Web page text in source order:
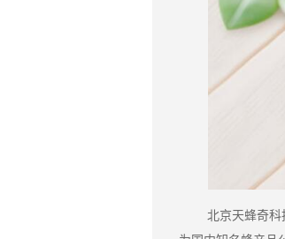
北京天蜂奇